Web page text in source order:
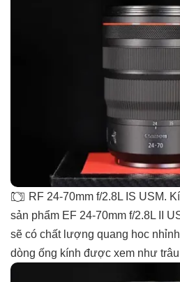
RF 24-70mm f/2.8L IS USM.
sản phẩm EF 24-70mm f/2.8L II
sẽ có chất lượng quang hoc
dòng ống kính được xem như